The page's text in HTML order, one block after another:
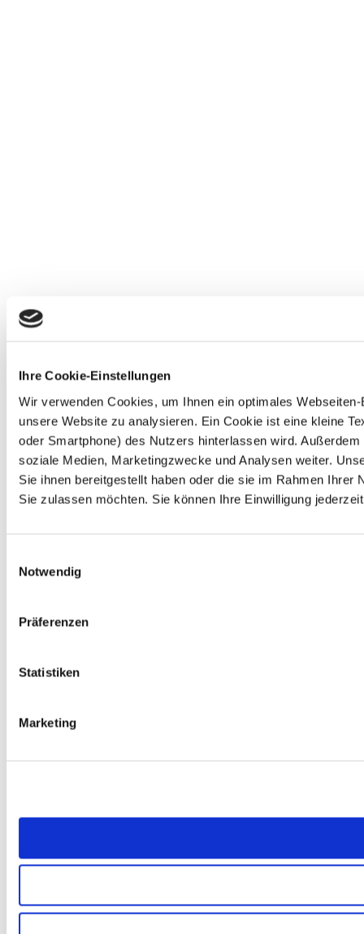
Ihre Cookie-Einstellungen
Wir verwenden Cookies, um Ihnen ein optimales
unsere Website zu analysieren. Ein Cookie ist eine kleine
oder Smartphone) des Nutzers hinterlassen wird.
soziale Medien, Marketingzwecke und Analysen weiter.
Sie ihnen bereitgestellt haben oder die sie im Rahmen
Sie zulassen möchten. Sie können Ihre Einwilligung
Notwendig
Präferenzen
Statistiken
Marketing